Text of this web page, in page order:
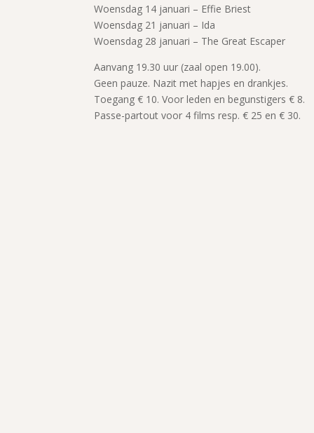
Woensdag 14 januari – Effie Briest
Woensdag 21 januari – Ida
Woensdag 28 januari – The Great Escaper
Aanvang 19.30 uur (zaal open 19.00).
Geen pauze. Nazit met hapjes en drankjes.
Toegang € 10. Voor leden en begunstigers € 8.
Passe-partout voor 4 films resp. € 25 en € 30.